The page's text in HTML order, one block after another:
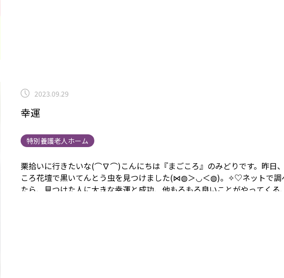
2023.09.29
幸運
特別養護老人ホーム
栗拾いに行きたいな(⌒∇⌒)こんにちは『まごころ』のみどりです。 昨日
ころ花壇で黒いてんとう虫を見つけました(⋈◍＞◡＜◍)。✧♡ネットで
たら、
見つけた人に大きな幸運と成功、他もろもろ良いことがやってくる